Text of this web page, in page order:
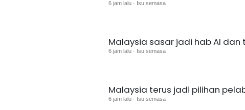
6 jam lalu · Isu semasa
Malaysia sasar jadi hab AI dan
6 jam lalu · Isu semasa
Malaysia terus jadi pilihan
6 jam lalu · Isu semasa